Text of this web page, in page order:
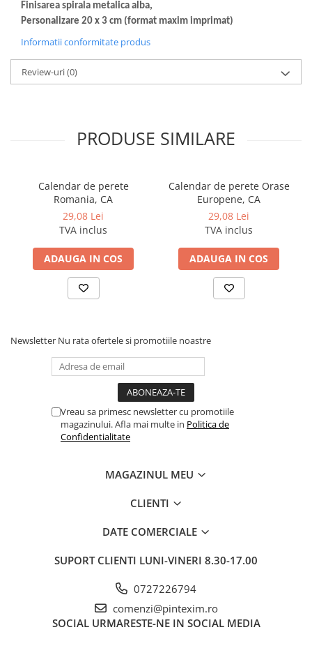
Markere permanente
Produse Craft
Carti de colorat si povestit
Jocuri / Party
Coperti scolare
Pachete scolare
Produse curatenie
Instrumente de scris
Cerneala si rezerva pentru stilou
Creioane colorate
Creioane mecanice si rezerve
Markere evidentiatoare text
Markere vopsea / creta lichida
Markere speciale pentru desen
Pixuri si rezerve
Finisarea spirala metalica alba,
Personalizare 20 x 3 cm (format maxim imprimat)
Informatii conformitate produs
Review-uri(0)
PRODUSE SIMILARE
Calendar de perete
Romania, CA
29,08 Lei
TVA inclus
ADAUGA IN COS
Calendar de perete Orase
Europene, CA
29,08 Lei
TVA inclus
ADAUGA IN COS
Newsletter Nu rata ofertele si promotiile noastre
Vreau sa primesc newsletter cu promotiile
magazinului. Afla mai multe in Politica de
Confidentialitate
MAGAZINUL MEU
CLIENTI
DATE COMERCIALE
SUPORT CLIENTI LUNI-VINERI 8.30-17.00
0727226794
comenzi@pintexim.ro
SOCIAL URMARESTE-NE IN SOCIAL MEDIA